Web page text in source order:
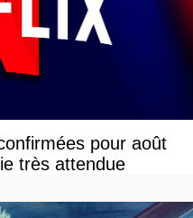
pour août
très attendue